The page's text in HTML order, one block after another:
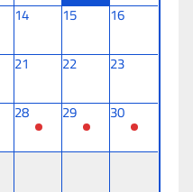
14 15
16
21 22
23
28 29
30